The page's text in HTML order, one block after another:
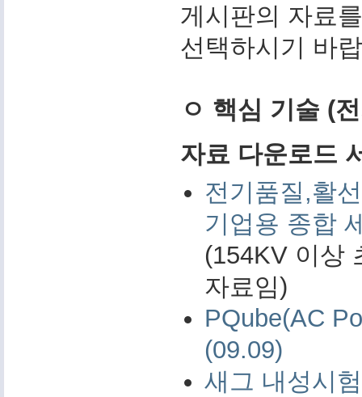
게시판의 자료
선택하시기 바
ㅇ 핵심 기술 (
자료 다운로드
전기품질,활
기업용 종합
(154KV 이상
자료임)
PQube(AC
(09.09)
새그 내성시